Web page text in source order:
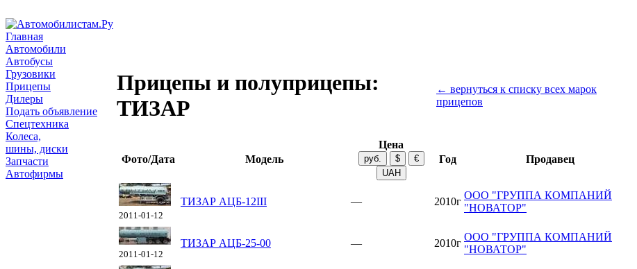
Главная
Автомобили
Автобусы
Грузовики
Прицепы
Дилеры
Подать объявление
Спецтехника
Колеса,
шины, диски
Запчасти
Автофирмы
Прицепы и полуприцепы:
ТИЗАР
← вернуться к списку всех марок
прицепов
Фото/Дата Модель
Цена
Год
Продавец
2011-01-12
ТИЗАР АЦБ-12III — 2010г
ООО "ГРУППА КОМПАНИЙ
"НОВАТОР"
2011-01-12
ТИЗАР АЦБ-25-00 — 2010г
ООО "ГРУППА КОМПАНИЙ
"НОВАТОР"